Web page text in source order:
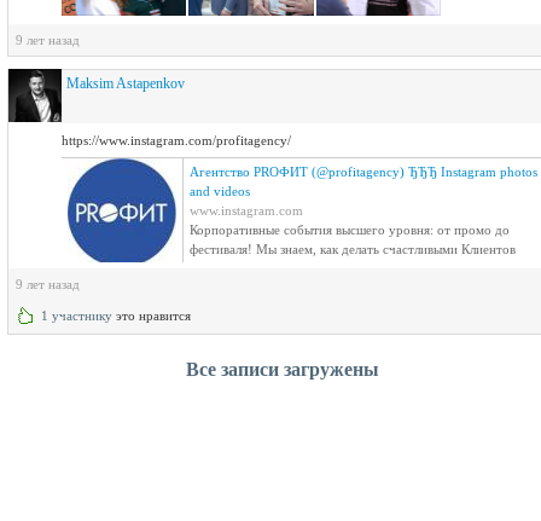
9 лет назад
Maksim Astapenkov
https://www.instagram.com/profitagency/
Агентство PROФИТ (@profitagency) ЂЂЂ Instagram photos
and videos
www.instagram.com
Корпоративные события высшего уровня: от промо до
фестиваля! Мы знаем, как делать счастливыми Клиентов
10
9 лет назад
1 участнику это нравится
Все записи загружены